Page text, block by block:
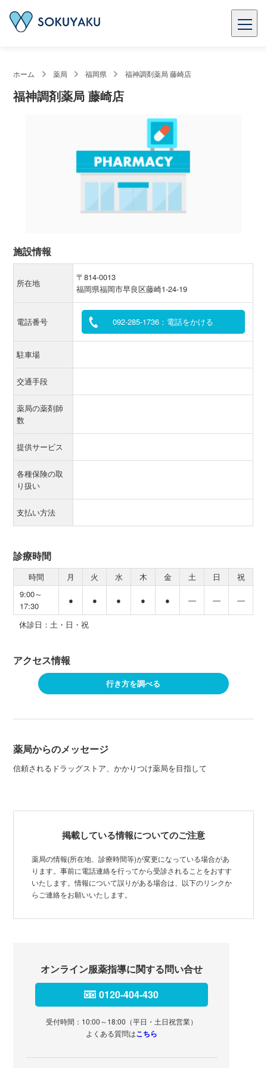
ホーム 薬局 福岡県 福神調剤薬局 藤崎店
福神調剤薬局 藤崎店
施設情報
所在地
〒814-0013
福岡県福岡市早良区藤崎1-24-19
電話番号 092-285-1736：電話をかける
駐車場
交通手段
薬局の薬剤師
数
提供サービス
各種保険の取
り扱い
支払い方法
診療時間
時間 月 火 水 木 金 土 日
祝
9:00～
17:30
● ● ● ● ● ― ― ―
休診日：土・日・祝
アクセス情報
行き方を調べる
薬局からのメッセージ
信頼されるドラッグストア、かかりつけ薬局を目指して
掲載している情報についてのご注意
薬局の情報(所在地、診療時間等)が変更になっている場合があ
ります。事前に電話連絡を行ってから受診されることをおすす
いたします。情報について誤りがある場合は、以下のリンクか
らご連絡をお願いいたします。
オンライン服薬指導に関する問い合せ
0120-404-430
受付時間：10:00～18:00（平日・土日祝営業）
よくある質問はこちら